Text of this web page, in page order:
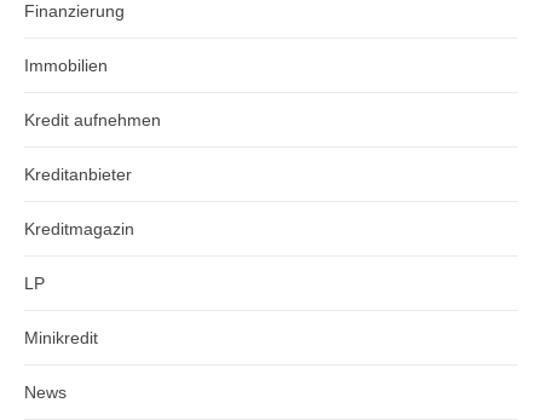
Finanzierung
Immobilien
Kredit aufnehmen
Kreditanbieter
Kreditmagazin
LP
Minikredit
News